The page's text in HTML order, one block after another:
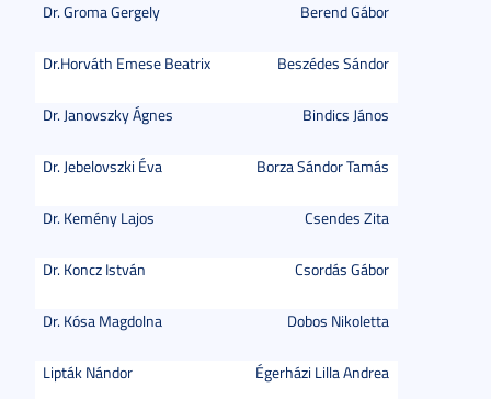
Dr. Groma Gergely Berend Gábor
Dr.Horváth Emese Beatrix Beszédes Sándor
Dr. Janovszky Ágnes Bindics János
Dr. Jebelovszki Éva Borza Sándor Tamás
Dr. Kemény Lajos Csendes Zita
Dr. Koncz István Csordás Gábor
Dr. Kósa Magdolna Dobos Nikoletta
Lipták Nándor Égerházi Lilla Andrea